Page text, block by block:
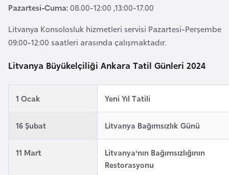
Pazartesi-Cuma:08.00-12:00 ,13:00-17.00
Litvanya Konsolosluk hizmetleri servisi Pazartesi-Perşembe
09:00-12:00 saatleri arasında çalışmaktadır.
Litvanya Büyükelçiliği Ankara Tatil Günleri 2024
1 Ocak Yeni Yıl Tatili
16 Şubat Litvanya Bağımsızlık Günü
11 Mart
Litvanya'nın Bağımsızlığının
Restorasyonu
n
B
h
y
a